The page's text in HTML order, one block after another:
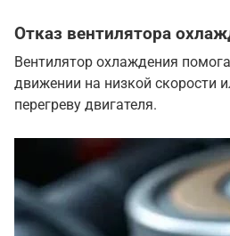
Отказ вентилятора
Вентилятор охлаждения
движении на низкой скорости
перегреву двигателя.